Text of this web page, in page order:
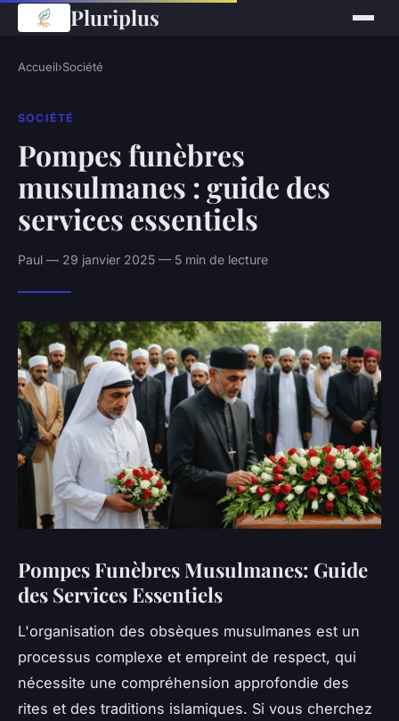
Pluriplus
Accueil›Société
SOCIÉTÉ
Pompes funèbres
musulmanes : guide des
services essentiels
Paul — 29 janvier 2025 — 5 min de lecture
Pompes Funèbres Musulmanes: Guide
des Services Essentiels
L'organisation des obsèques musulmanes est un
processus complexe et empreint de respect, qui
nécessite une compréhension approfondie des
rites et des traditions islamiques. Si vous cherchez